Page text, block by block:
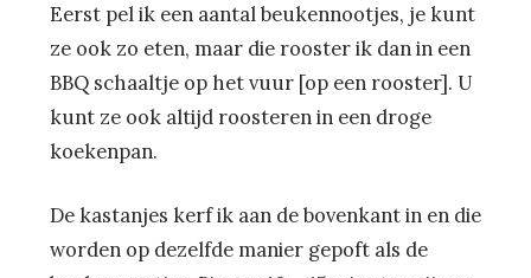
Eerst pel ik een aantal beukennootjes, je kunt
ze ook zo eten, maar die rooster ik dan in een
BBQ schaaltje op het vuur [op een rooster]. U
kunt ze ook altijd roosteren in een droge
koekenpan.
De kastanjes kerf ik aan de bovenkant in en die
worden op dezelfde manier gepoft als de